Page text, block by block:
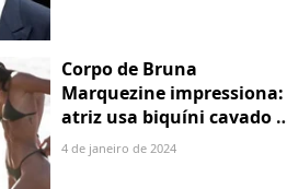
Corpo de Bruna
Marquezine impressiona:
atriz usa biquíni cavado e
body chain ao chegar em
4 de janeiro de 2024